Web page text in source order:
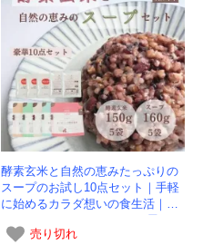
酵素玄米と自然の恵みたっぷりの
スープのお試し10点セット｜手軽
に始めるカラダ想いの食生活｜ラ
【送料無料】
売り切れ